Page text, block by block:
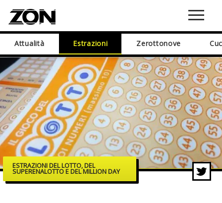
Attualità Estrazioni Zerottonove
ESTRAZIONI DEL LOTTO, DEL
SUPERENALOTTO E DEL MILLION DAY